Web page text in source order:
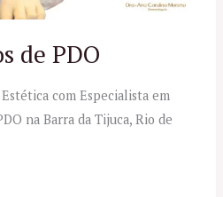
de PDO
com Especialista em
na Barra da Tijuca, Rio de